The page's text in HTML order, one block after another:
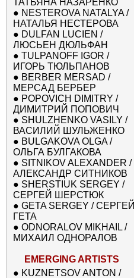
ТАТЬЯНА НАЗАРЕНКО
● NESTEROVA NATALYA /
НАТАЛЬЯ НЕСТЕРОВА
● DULFAN LUCIEN /
ЛЮСЬЕН ДЮЛЬФАН
● TULPANOFF IGOR /
ИГОРЬ ТЮЛЬПАНОВ
● BERBER MERSAD /
МЕРСАД БЕРБЕР
● POPOVICH DIMITRY /
ДИМИТРИЙ ПОПОВИЧ
● SHULZHENKO VASILY /
ВАСИЛИЙ ШУЛЬЖЕНКО
● BULGAKOVA OLGA /
ОЛЬГА БУЛГАКОВА
● SITNIKOV ALEXANDER /
АЛЕКСАНДР СИТНИКОВ
● SHERSTIUK SERGEY /
СЕРГЕЙ ШЕРСТЮК
● GETA SERGEY / СЕРГЕЙ
ГЕТА
● ODNORALOV MIKHAIL /
МИХАИЛ ОДНОРАЛОВ
EMERGING ARTISTS
● KUZNETSOV ANTON /